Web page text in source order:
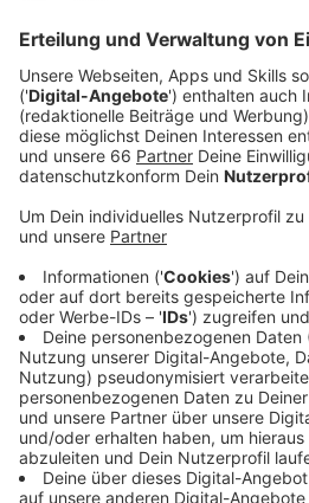
Sam Smith befasst sich in
Goes" tiefgehend mit seinem
erforscht seine Querness. Einen
bekommen Fans nun mit der
letzten beiden Jahre gehören
experimentierfreudigsten Zeit
meinem Privatleben, aber auch
erklärte die Pop-Ikone kürzlich
Mal, wenn ich ins
mir selbst, dass ich nach den
und mir keine Grenzen gesetzt
so magisch und so
Spaß gemacht."
Anzeige